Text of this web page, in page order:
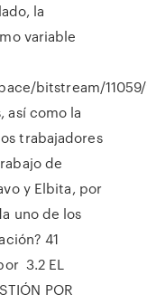
la
variable
bitstream/11059/
así como la
trabajadores
de
y Elbita, por
uno de los
41
3.2 EL
POR